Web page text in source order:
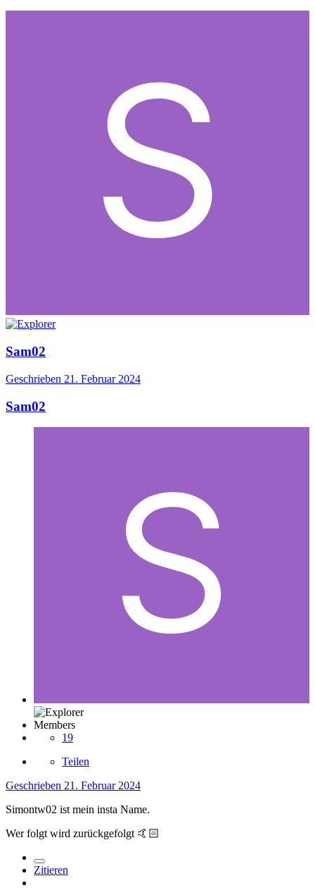
Sam02
Geschrieben 21. Februar 2024
Sam02
Members
19
Teilen
Geschrieben 21. Februar 2024
Simontw02 ist mein insta Name.
Wer folgt wird zurückgefolgt 🤙🏻
Zitieren